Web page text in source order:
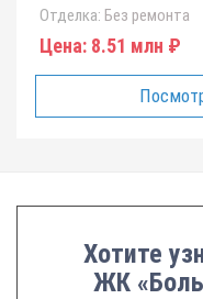
Отделка: Без ремонта
Цена: 8.51 млн ₽
Хотите
ЖК